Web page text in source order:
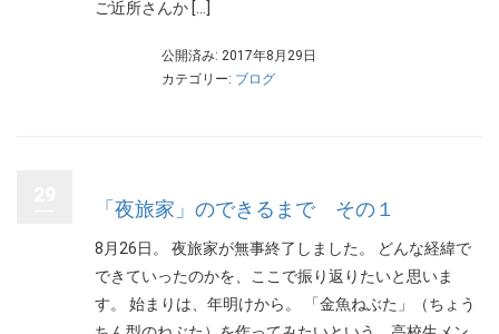
ご近所さんか […]
公開済み: 2017年8月29日
カテゴリー: ブログ
「夜旅家」のできるまで その１
8月26日。 夜旅家が無事終了しました。 どんな経緯で
できていったのかを、ここで振り返りたいと思いま
す。 始まりは、年明けから。 「金魚ねぶた」（ちょう